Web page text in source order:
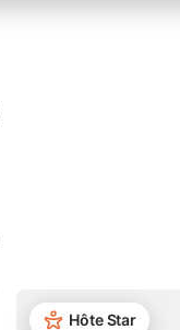
Hôte Star